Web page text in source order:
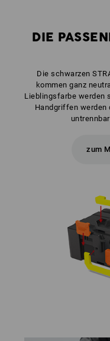
DIE
Die schwarzen
kommen ganz
Lieblingsfarbe werden
Handgriffen werden
zum